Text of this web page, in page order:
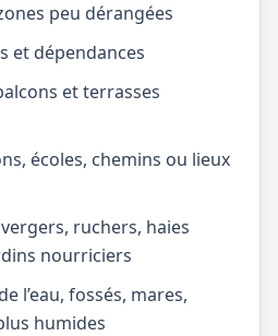
peu dérangées
et dépendances
et terrasses
écoles, chemins ou lieux
ruchers, haies
nourriciers
l’eau, fossés, mares,
humides